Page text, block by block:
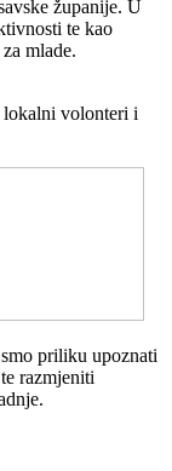
županije. U
te kao
mlade.
lokalni volonteri i
priliku upoznati
razmjeniti